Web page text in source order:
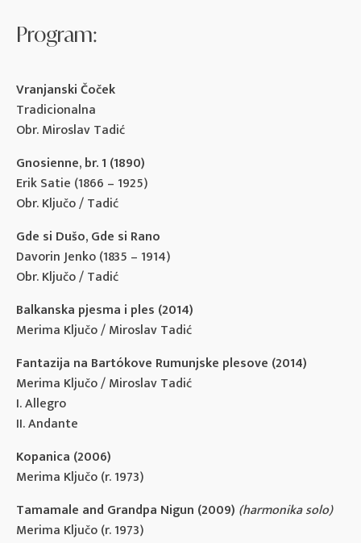
Program:
Vranjanski Čoček
Tradicionalna
Obr. Miroslav Tadić
Gnosienne, br. 1 (1890)
Erik Satie (1866 – 1925)
Obr. Ključo / Tadić
Gde si Dušo, Gde si Rano
Davorin Jenko (1835 – 1914)
Obr. Ključo / Tadić
Balkanska pjesma i ples (2014)
Merima Ključo / Miroslav Tadić
Fantazija na Bartókove Rumunjske plesove (2014)
Merima Ključo / Miroslav Tadić
I. Allegro
II. Andante
Kopanica (2006)
Merima Ključo (r. 1973)
Tamamale and Grandpa Nigun (2009) (harmonika solo)
Merima Ključo (r. 1973)